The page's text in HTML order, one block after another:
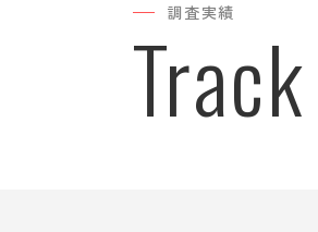
調査実績